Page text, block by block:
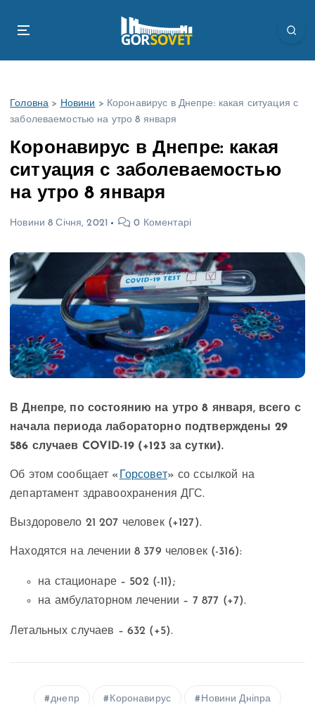
Головна > Новини > Коронавирус в Днепре: какая ситуация с
заболеваемостью на утро 8 января
Коронавирус в Днепре: какая
ситуация с заболеваемостью
на утро 8 января
Новини 8 Січня, 2021 0 Коментарі
В Днепре, по состоянию на утро 8 января, всего с
начала периода лабораторно подтверждены 29
586 случаев COVID-19 (+123 за сутки).
Об этом сообщает « Горсовет» со ссылкой на
департамент здравоохранения ДГС.
Выздоровело 21 207 человек (+127).
Находятся на лечении 8 379 человек (-316):
на стационаре – 502 (-11);
на амбулаторном лечении – 7 877 (+7).
Летальных случаев – 632 (+5).
днепр Коронавирус Новини Дніпра